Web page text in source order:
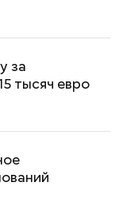
за
тысяч евро